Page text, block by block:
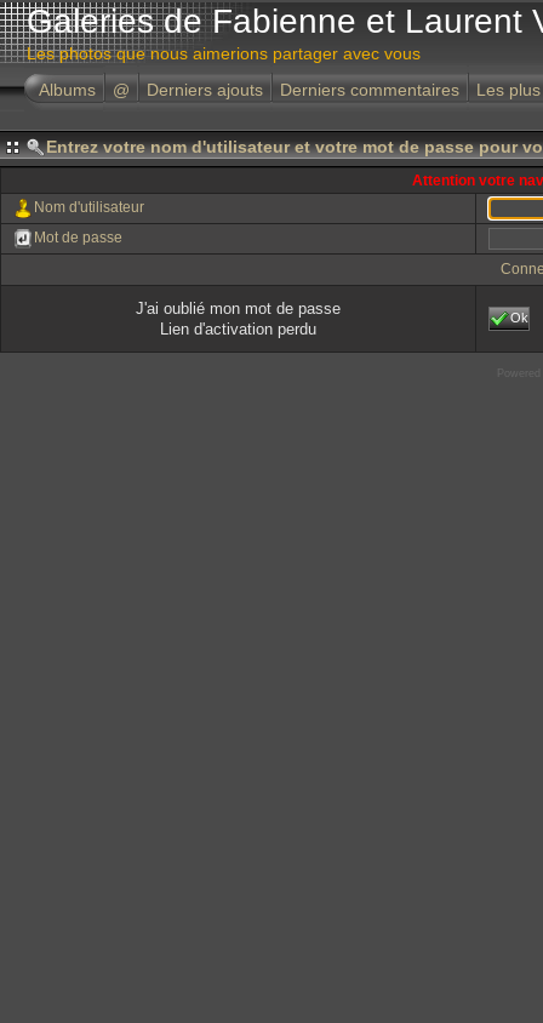
Galeries de Fabienne et Laurent
Les photos que nous aimerions partager avec vous
Albums
@ Derniers ajouts Derniers commentaires Les
Entrez votre nom d'utilisateur et votre mot de passe pour
Attention votre
Nom d'utilisateur
Mot de passe
J'ai oublié mon mot de passe
Lien d'activation perdu
Ok